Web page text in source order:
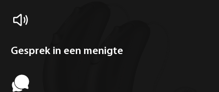
Gesprek in een menigte